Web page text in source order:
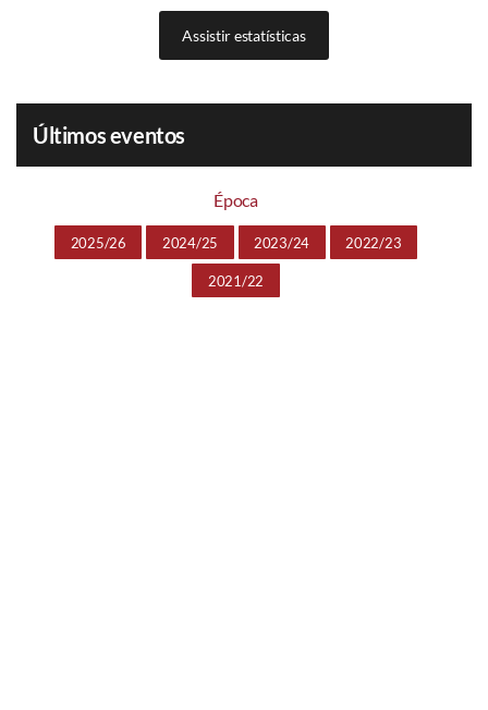
Assistir estatísticas
Últimos eventos
Época
2025/26 2024/25 2023/24 2022/23
2021/22